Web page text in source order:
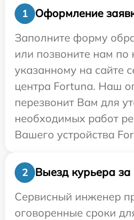
1
Оформление
Заполните форму
или позвоните нам по
указанному на сайте
центра Fortuna. Наш
перезвонит Вам для
необходимых работ
Вашего устройства
2
Выезд курьера за
Сервисный инженер
оговоренные сроки